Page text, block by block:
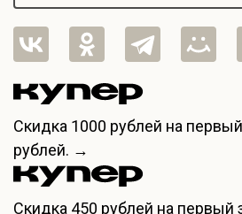
Скидка 1000 рублей на
рублей. →
Скидка 450 рублей на первый